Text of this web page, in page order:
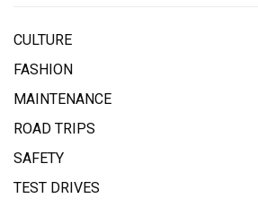
CULTURE
FASHION
MAINTENANCE
ROAD TRIPS
SAFETY
TEST DRIVES